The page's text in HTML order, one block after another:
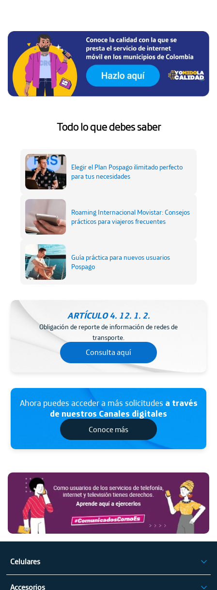
Todo lo que debes saber
Elegir el Plan Pospago ilimitado perfecto
para tus necesidades
Roaming Internacional Movistar: Consejos
prácticos para viajeros frecuentes
Guía práctica para nuevos usuarios
Pospago
ARTÍCULO 4. 12. 1. 2.
Obligación de reporte de información de redes de
transporte.
Consulta aquí
Ahora puedes acceder a más solicitudes a través
de nuestros Canales digitales
Conoce más
Celulares
iPhone
Accesorios